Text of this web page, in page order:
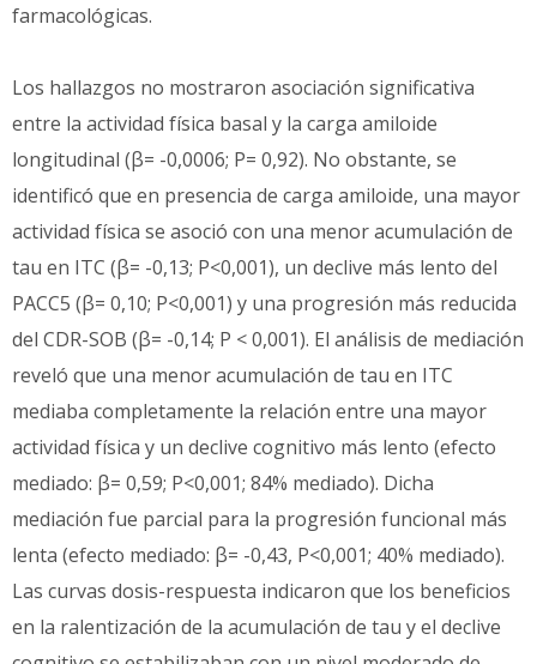
farmacológicas.
Los hallazgos no mostraron asociación significativa
entre la actividad física basal y la carga amiloide
longitudinal (β= -0,0006; P= 0,92). No obstante, se
identificó que en presencia de carga amiloide, una mayor
actividad física se asoció con una menor acumulación de
tau en ITC (β= -0,13; P<0,001), un declive más lento del
PACC5 (β= 0,10; P<0,001) y una progresión más reducida
del CDR-SOB (β= -0,14; P < 0,001). El análisis de mediación
reveló que una menor acumulación de tau en ITC
mediaba completamente la relación entre una mayor
actividad física y un declive cognitivo más lento (efecto
mediado: β= 0,59; P<0,001; 84% mediado). Dicha
mediación fue parcial para la progresión funcional más
lenta (efecto mediado: β= -0,43, P<0,001; 40% mediado).
Las curvas dosis-respuesta indicaron que los beneficios
en la ralentización de la acumulación de tau y el declive